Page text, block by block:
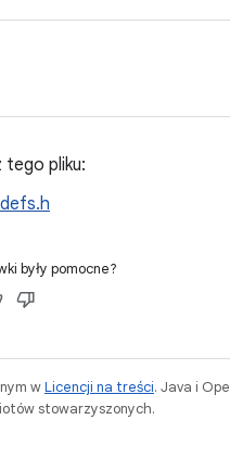
pliku:
były pomocne?
wLicencji na treści. Java i
stowarzyszonych.